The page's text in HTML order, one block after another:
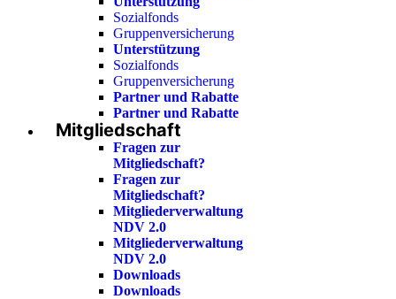
Sozialfonds
Gruppenversicherung
Unterstützung
Sozialfonds
Gruppenversicherung
Partner und Rabatte
Partner und Rabatte
Mitgliedschaft
Fragen zur
Mitgliedschaft?
Fragen zur
Mitgliedschaft?
Mitgliederverwaltung
NDV 2.0
Mitgliederverwaltung
NDV 2.0
Downloads
Downloads